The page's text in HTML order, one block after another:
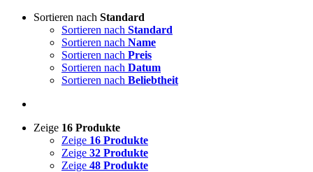
Sortieren nach Standard
Sortieren nach Standard
Sortieren nach Name
Sortieren nach Preis
Sortieren nach Datum
Sortieren nach Beliebtheit
Zeige 16 Produkte
Zeige 16 Produkte
Zeige 32 Produkte
Zeige 48 Produkte